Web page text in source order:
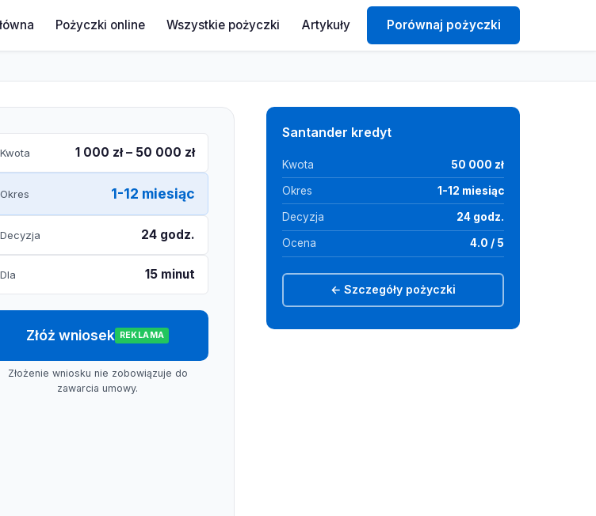
Pożyczki online Wszystkie pożyczki Artykuły Porównaj pożyczki
Kwota 1 000 zł – 50 000 zł
Okres 1-12 miesiąc
Decyzja 24 godz.
Dla 15 minut
Złóż wniosek REKLAMA
Złożenie wniosku nie zobowiązuje do
zawarcia umowy.
Santander kredyt
Kwota 50 000 zł
Okres 1-12 miesiąc
Decyzja 24 godz.
Ocena 4.0 / 5
← Szczegóły pożyczki